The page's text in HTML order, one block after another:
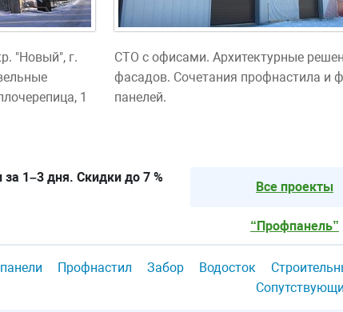
"Новый", г.
1
СТО с офисами. Архитектурные
фасадов. Сочетания профнастила и
панелей.
1–3 дня. Скидки до 7 %
Все проекты
“Профпанель”
Профнастил Забор Водосток